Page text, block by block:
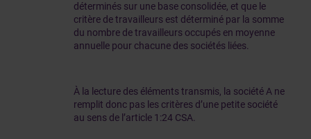
déterminés sur une base consolidée, et que le
critère de travailleurs est déterminé par la somme
du nombre de travailleurs occupés en moyenne
annuelle pour chacune des sociétés liées.
À la lecture des éléments transmis, la société A ne
remplit donc pas les critères d’une petite société
au sens de l’article 1:24 CSA.